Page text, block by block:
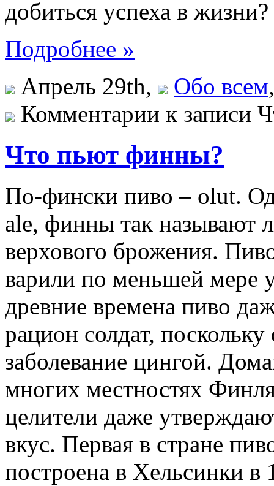
добиться успеха в жизни?
Подробнее »
Апрель 29th,
Обо всем
Комментарии к записи
Что пьют финны?
По-фински пиво – olut.
ale, финны так называют
верхового брожения.
варили по меньшей мере
древние времена пиво
рацион солдат,
заболевание цингой.
многих местностях
целители даже
вкус. Первая в стране
построена в Хельсинки в